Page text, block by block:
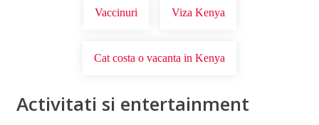
Vaccinuri Viza Kenya
Cat costa o vacanta in Kenya
Activitati si entertainment